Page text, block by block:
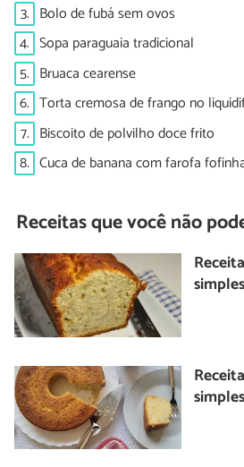
3. Bolo de fubá sem ovos
4. Sopa paraguaia tradicional
5. Bruaca cearense
6. Torta cremosa de frango no
7. Biscoito de polvilho doce frito
8. Cuca de banana com farofa
Receitas que você não
simples